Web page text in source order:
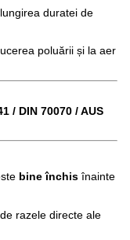
duratei de
poluării și la aer
/ DIN 70070 / AUS
bine închisînainte
razele directe ale